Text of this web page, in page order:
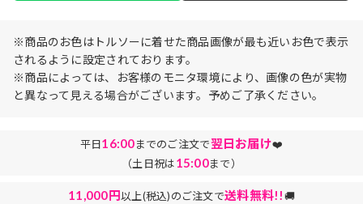
※商品のお色はトルソーに着せた商品画像が最も近いお色で表示
されるように設定されております。
※商品によっては、お客様のモニタ環境により、画像の色が実物
と異なって見える場合がございます。予めご了承ください。
平日16:00までのご注文で翌日お届け❤️
（土日祝は15:00まで）
11,000円以上(税込)のご注文で送料無料!!🚚